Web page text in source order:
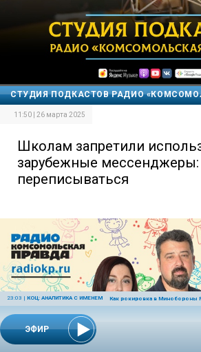
ЭФИР
23:03 | КОЦ: АНАЛИТИКА С ИМЕНЕМ Как рокировка в Минобороны
СТУДИЯ ПОДКАСТОВ РАДИО
11:50 | 26 марта 2025
Школам запретили
зарубежные мессенджеры:
переписываться